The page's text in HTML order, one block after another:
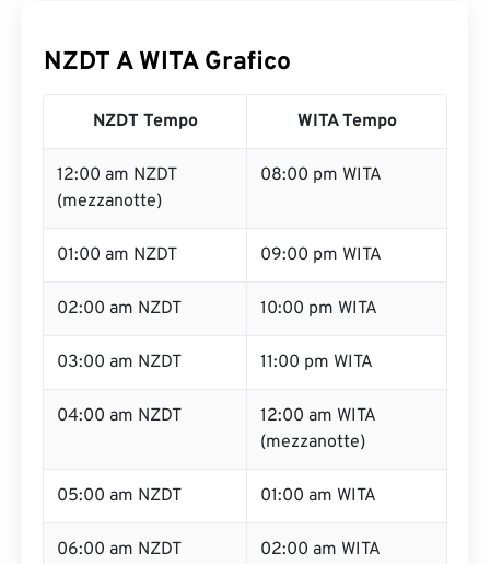
NZDT A WITA Grafico
NZDT Tempo WITA Tempo
12:00 am NZDT
(mezzanotte)
08:00 pm WITA
01:00 am NZDT 09:00 pm WITA
02:00 am NZDT 10:00 pm WITA
03:00 am NZDT 11:00 pm WITA
04:00 am NZDT
12:00 am WITA
(mezzanotte)
05:00 am NZDT 01:00 am WITA
06:00 am NZDT 02:00 am WITA